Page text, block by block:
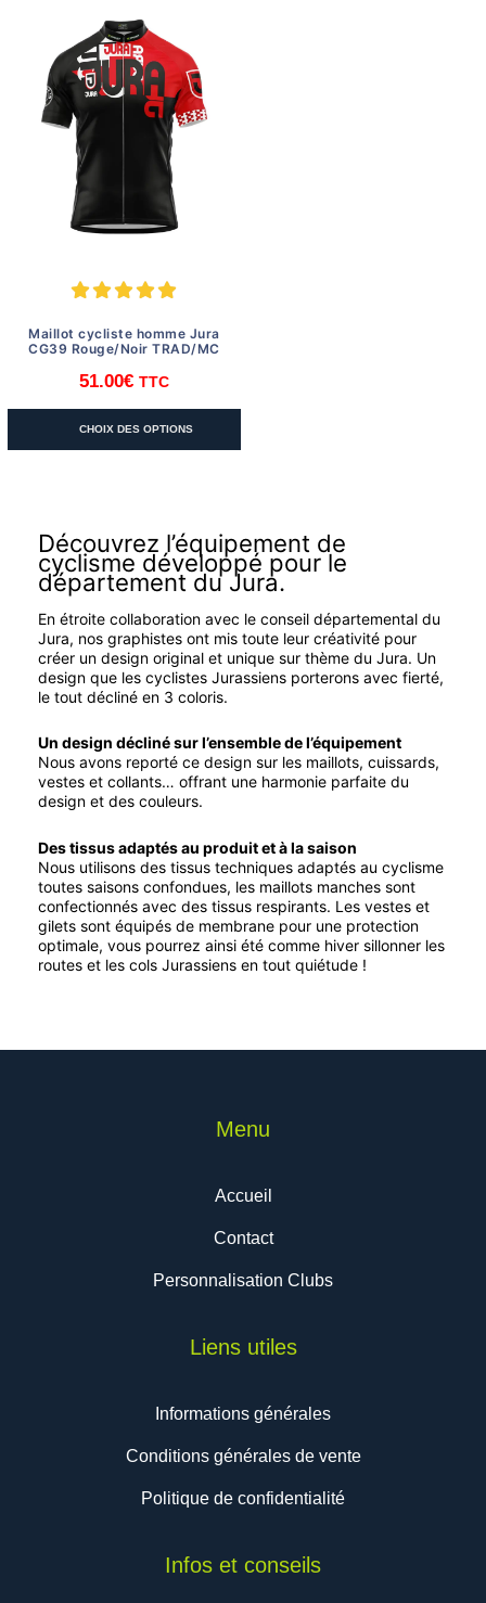
plusieurs
variations.
Les
options
peuvent
choisies
page
produit
Maillot cycliste homme Jura
CG39 Rouge/Noir TRAD/MC
51.00€ TTC
CHOIX DES OPTIONS
Ce
produit
Les
options
peuvent
être
choisies
sur
la
du
produit
Découvrez l’équipement de
cyclisme développé pour le
département du Jura.
En étroite collaboration avec le conseil départemental du
Jura, nos graphistes ont mis toute leur créativité pour
créer un design original et unique sur thème du Jura. Un
design que les cyclistes Jurassiens porterons avec fierté,
le tout décliné en 3 coloris.
Un design décliné sur l’ensemble de l’équipement
Nous avons reporté ce design sur les maillots, cuissards,
vestes et collants… offrant une harmonie parfaite du
design et des couleurs.
Des tissus adaptés au produit et à la saison
Nous utilisons des tissus techniques adaptés au cyclisme
toutes saisons confondues, les maillots manches sont
confectionnés avec des tissus respirants. Les vestes et
gilets sont équipés de membrane pour une protection
optimale, vous pourrez ainsi été comme hiver sillonner les
routes et les cols Jurassiens en tout quiétude !
Menu
Accueil
Contact
Personnalisation Clubs
Liens utiles
Informations générales
Conditions générales de vente
Politique de confidentialité
Infos et conseils